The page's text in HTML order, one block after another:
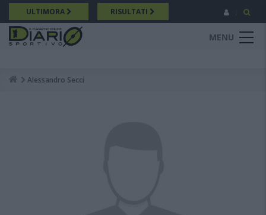
Salta
al
contenuto
principale
ULTIMORA RISULTATI
MENU
Breadcrumb
Alessandro Secci